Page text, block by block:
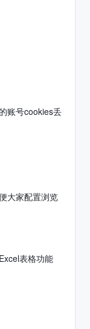
账号cookies丢
大家配置浏览
表格功能